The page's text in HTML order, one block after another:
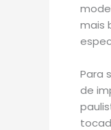
mais
Para
de